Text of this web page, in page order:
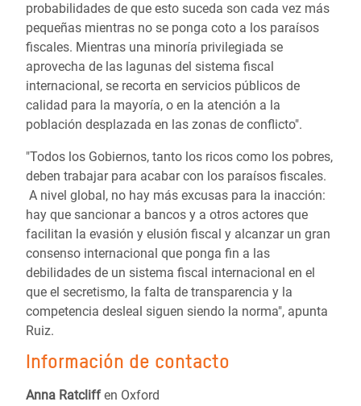
probabilidades de que esto suceda son cada vez más
pequeñas mientras no se ponga coto a los paraísos
fiscales. Mientras una minoría privilegiada se
aprovecha de las lagunas del sistema fiscal
internacional, se recorta en servicios públicos de
calidad para la mayoría, o en la atención a la
población desplazada en las zonas de conflicto".
"Todos los Gobiernos, tanto los ricos como los pobres,
deben trabajar para acabar con los paraísos fiscales.
A nivel global, no hay más excusas para la inacción:
hay que sancionar a bancos y a otros actores que
facilitan la evasión y elusión fiscal y alcanzar un gran
consenso internacional que ponga fin a las
debilidades de un sistema fiscal internacional en el
que el secretismo, la falta de transparencia y la
competencia desleal siguen siendo la norma", apunta
Ruiz.
Información de contacto
Anna Ratcliffen Oxford